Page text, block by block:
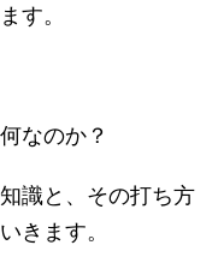
す。
なのか？
識と、その打ち方
きます。